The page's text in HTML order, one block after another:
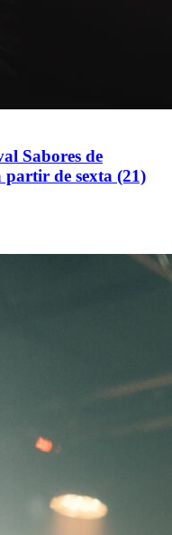
Sabores de
de sexta (21)